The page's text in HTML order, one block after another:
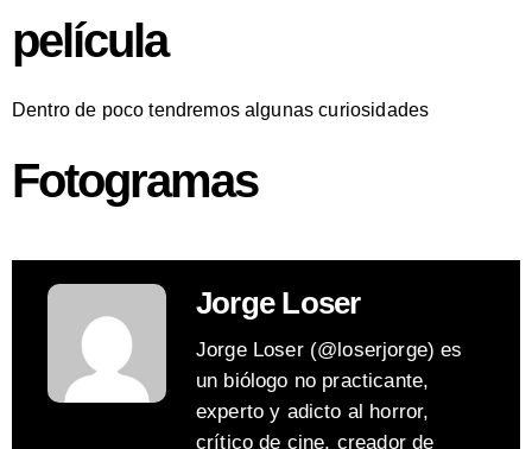
película
Dentro de poco tendremos algunas curiosidades
Fotogramas
Jorge Loser
Jorge Loser (@loserjorge) es
un biólogo no practicante,
experto y adicto al horror,
crítico de cine, creador de